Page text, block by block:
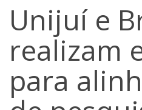
Unijuí e
realizam
para